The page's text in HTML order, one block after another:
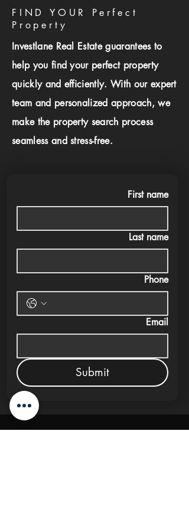
FIND YOUR Perfect
Property
Investlane Real Estate guarantees to
help you find your perfect property
quickly and efficiently. With our expert
team and personalized approach, we
make the property search process
seamless and stress-free.
First name
Last name
Phone
Email
Submit